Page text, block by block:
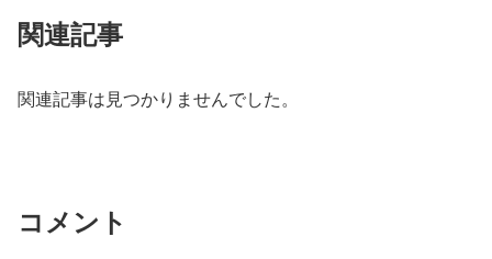
関連記事
関連記事は見つかりませんでした。
コメント